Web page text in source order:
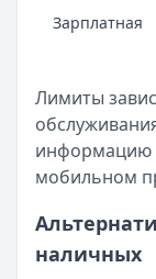
Зарплатная
Лимиты
информацию
мобильном
наличных